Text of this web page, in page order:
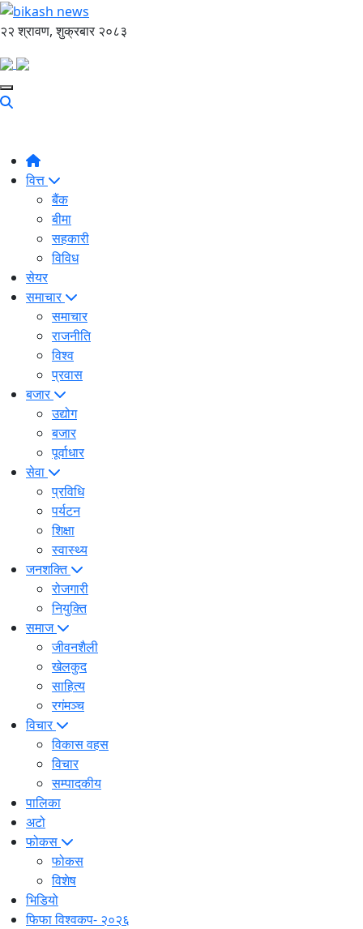
२२ श्रावण, शुक्रबार २०८३
वित्त
बैंक
बीमा
सहकारी
विविध
सेयर
समाचार
समाचार
राजनीति
विश्व
प्रवास
बजार
उद्योग
बजार
पूर्वाधार
सेवा
प्रविधि
पर्यटन
शिक्षा
स्वास्थ्य
जनशक्ति
रोजगारी
नियुक्ति
समाज
जीवनशैली
खेलकुद
साहित्य
रगंमञ्च
विचार
विकास वहस
विचार
सम्पादकीय
पालिका
अटो
फोकस
फोकस
विशेष
भिडियो
फिफा विश्वकप- २०२६